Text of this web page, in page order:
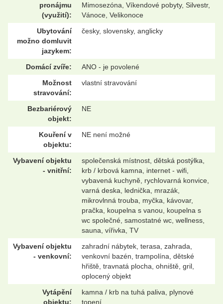
pronájmu
(využití):
Mimosezóna, Víkendové pobyty, Silvestr,
Vánoce, Velikonoce
Ubytování
možno domluvit
jazykem:
česky, slovensky, anglicky
Domácí zvíře:
ANO - je povolené
Možnost
stravování:
vlastní stravování
Bezbariérový
objekt:
NE
Kouření v
objektu:
NE není možné
Vybavení objektu
- vnitřní:
společenská místnost, dětská postýlka,
krb / krbová kamna, internet - wifi,
vybavená kuchyně, rychlovarná konvice,
varná deska, lednička, mrazák,
mikrovlnná trouba, myčka, kávovar,
pračka, koupelna s vanou, koupelna s
wc společné, samostatné wc, wellness,
sauna, vířivka, TV
Vybavení objektu
- venkovní:
zahradní nábytek, terasa, zahrada,
venkovní bazén, trampolína, dětské
hřiště, travnatá plocha, ohniště, gril,
oplocený objekt
Vytápění
objektu:
kamna / krb na tuhá paliva, plynové
topení